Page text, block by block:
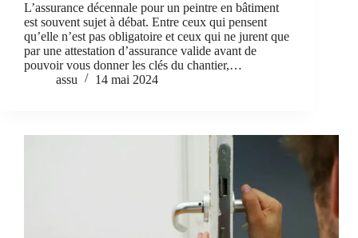
L’assurance décennale pour un peintre en bâtiment
est souvent sujet à débat. Entre ceux qui pensent
qu’elle n’est pas obligatoire et ceux qui ne jurent que
par une attestation d’assurance valide avant de
pouvoir vous donner les clés du chantier,…
assu
14 mai 2024